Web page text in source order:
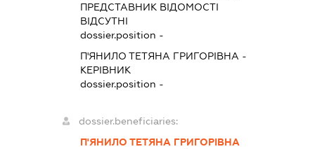
ПРЕДСТАВНИКВІДОМОСТІ
ВІДСУТНІ
dossier.position -
П'ЯНИЛО ТЕТЯНА ГРИГОРІВНА -
КЕРІВНИК
dossier.position -
dossier.beneficiaries:
П'ЯНИЛО ТЕТЯНА ГРИГОРІВНА